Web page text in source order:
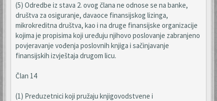
(5) Odredbe iz stava 2. ovog člana ne odnose se na banke,
društva za osiguranje, davaoce finansijskog lizinga,
mikrokreditna društva, kao i na druge finansijske organizacije
kojima je propisima koji uređuju njihovo poslovanje zabranjeno
povjeravanje vođenja poslovnih knjiga i sačinjavanje
finansijskih izvještaja drugom licu.
Član 14
(1) Preduzetnici koji pružaju knjigovodstvene i